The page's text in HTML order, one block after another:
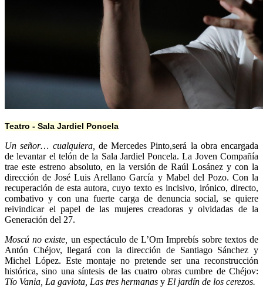
Teatro - Sala Jardiel Poncela
Un señor… cualquiera, de Mercedes Pinto,será la obra encargada
de levantar el telón de la Sala Jardiel Poncela. La Joven Compañía
trae este estreno absoluto, en la versión de Raúl Losánez y con la
dirección de José Luis Arellano García y Mabel del Pozo. Con la
recuperación de esta autora, cuyo texto es incisivo, irónico, directo,
combativo y con una fuerte carga de denuncia social, se quiere
reivindicar el papel de las mujeres creadoras y olvidadas de la
Generación del 27.
Moscú no existe, un espectáculo de L’Om Imprebís sobre textos de
Antón Chéjov, llegará con la dirección de Santiago Sánchez y
Michel López. Este montaje no pretende ser una reconstrucción
histórica, sino una síntesis de las cuatro obras cumbre de Chéjov:
Tío Vania, La gaviota, Las tres hermanas y El jardín de los cerezos.